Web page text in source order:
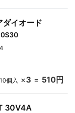
イオード
個入 ×3 = 510円
30V4A